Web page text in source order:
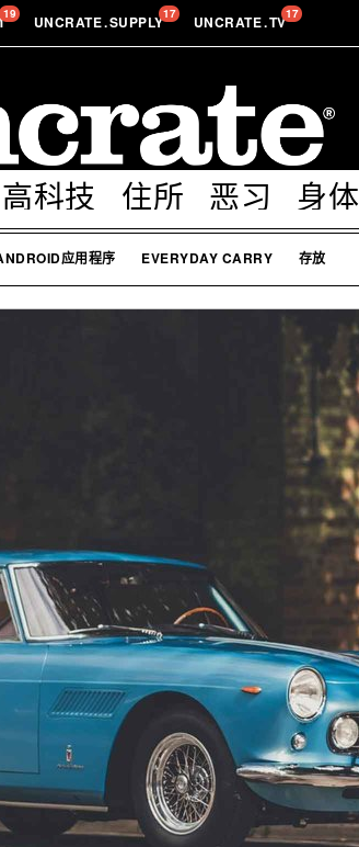
19 UNCRATE.SUPPLY17 UNCRATE.TV17
高科技 住所 恶习 身体
应用程序 EVERYDAY CARRY 存放